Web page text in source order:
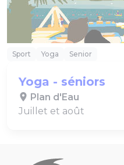
Sport Yoga Senior
Yoga - séniors
Plan d'Eau
Juillet et août